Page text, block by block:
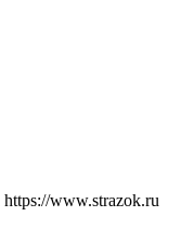
https://www.strazok.ru